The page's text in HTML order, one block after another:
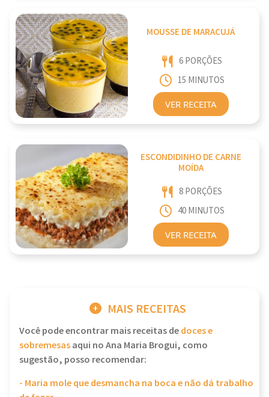
MOUSSE DE MARACUJÁ
6 PORÇÕES
15 MINUTOS
VER RECEITA
ESCONDIDINHO DE CARNE
MOÍDA
8 PORÇÕES
40 MINUTOS
VER RECEITA
MAIS RECEITAS
Você pode encontrar mais receitas dedoces e
sobremesasaqui no Ana Maria Brogui, como
sugestão, posso recomendar:
- Maria mole que desmancha na boca e não dá trabalho